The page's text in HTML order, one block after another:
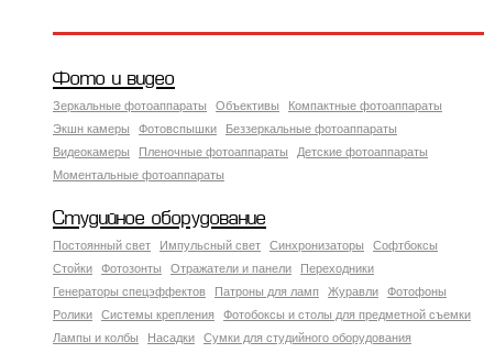
Фото и видео
Зеркальные фотоаппараты Объективы
Компактные фотоаппараты
Экшн камеры
Фотовспышки
Беззеркальные фотоаппараты
Видеокамеры
Пленочные фотоаппараты
Детские фотоаппараты
Моментальные фотоаппараты
Студийное оборудование
Постоянный свет Импульсный свет Синхронизаторы
Софтбоксы
Стойки
Фотозонты Отражатели и панели
Переходники
Генераторы спецэффектов
Патроны для ламп Журавли
Фотофоны
Ролики
Системы крепления
Фотобоксы и столы для предметной съемки
Лампы и колбы
Насадки
Сумки для студийного оборудования